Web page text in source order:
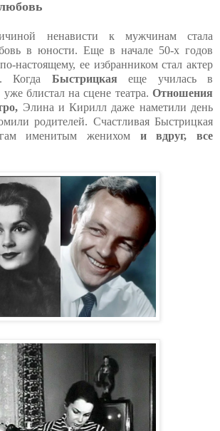
ненависти к мужчинам стала
в юности. Еще в начале 50-х годов
настоящему, ее избранником стал актер
. Когда Быстрицкая еще училась в
блистал на сцене театра. Отношения
Элина и Кирилл даже наметили день
родителей. Счастливая Быстрицкая
именитым женихом и вдруг, все